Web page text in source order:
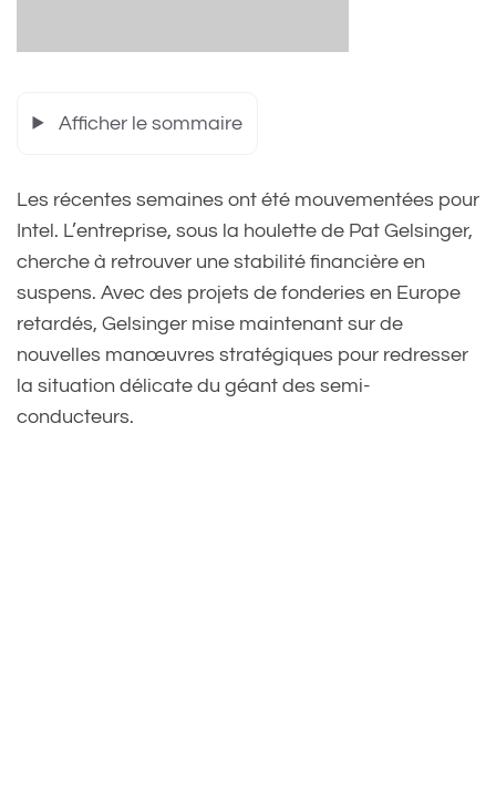
Afficher le sommaire
Les récentes semaines ont été mouvementées pour
Intel. L’entreprise, sous la houlette de Pat Gelsinger,
cherche à retrouver une stabilité financière en
suspens. Avec des projets de fonderies en Europe
retardés, Gelsinger mise maintenant sur de
nouvelles manœuvres stratégiques pour redresser
la situation délicate du géant des semi-
conducteurs.